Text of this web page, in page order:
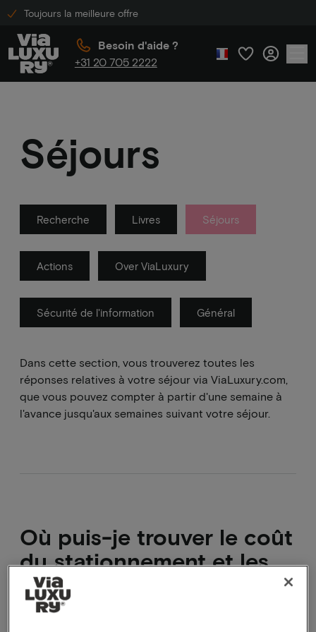
Toujours la meilleure offre
Besoin d'aide ?
+31 20 705 2222
Séjours
Recherche Livres Séjours
Actions Over ViaLuxury
Sécurité de l'information Général
Dans cette section, vous trouverez toutes les
réponses relatives à votre séjour via ViaLuxury.com,
que vous pouvez compter à partir d'une semaine à
l'avance jusqu'aux semaines suivant votre séjour.
Où puis-je trouver le coût
du stationnement et les
endroits où il est possible
de le faire ?